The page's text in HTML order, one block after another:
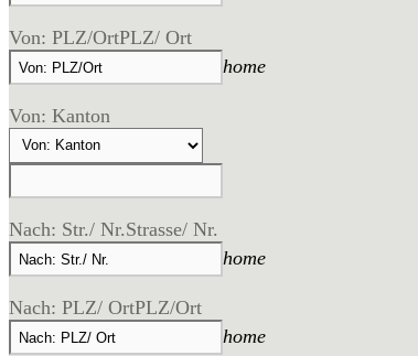
Von: PLZ/OrtPLZ/ Ort
home
Von: Kanton
Nach: Str./ Nr.Strasse/ Nr.
home
Nach: PLZ/ OrtPLZ/Ort
home